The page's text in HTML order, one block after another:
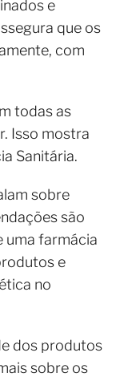
e
que os
com
todas as
Isso mostra
Sanitária.
sobre
são
uma farmácia
e
no
dos produtos
sobre os